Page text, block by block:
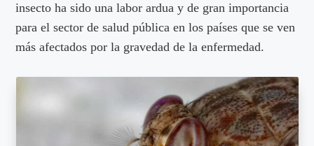
insecto ha sido una labor ardua y de gran importancia
para el sector de salud pública en los países que se ven
más afectados por la gravedad de la enfermedad.